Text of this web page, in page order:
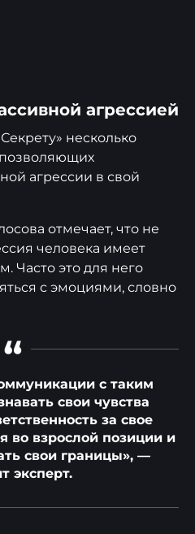
агрессией
несколько
агрессии в свой
отмечает, что не
человека имеет
Часто это для него
с эмоциями, словно
“
с таким
свои чувства
за свое
во взрослой позиции и
свои границы», —
эксперт.